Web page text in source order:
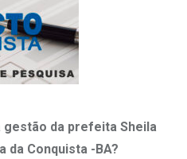
gestão da prefeita Sheila
da Conquista -BA?